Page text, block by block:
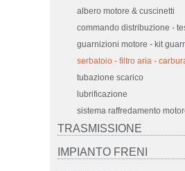
albero motore & cuscinetti
commando distribuzione -
guarnizioni motore - kit
serbatoio - filtro aria -
tubazione scarico
lubrificazione
sistema raffredamento
TRASMISSIONE
IMPIANTO FRENI